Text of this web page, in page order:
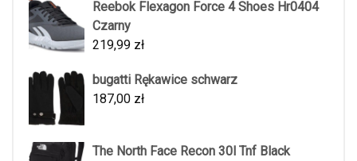
Reebok Flexagon Force 4 Shoes Hr0404
Czarny
219,99 zł
bugatti Rękawice schwarz
187,00 zł
The North Face Recon 30l Tnf Black